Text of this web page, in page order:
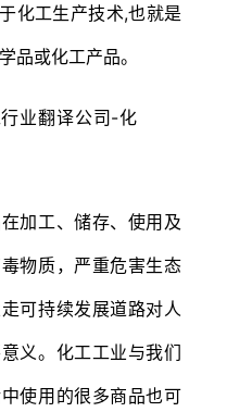
化工生产技术,也就是
品或化工产品。
加工、储存、使用及
物质，严重危害生态
可持续发展道路对人
义。化工工业与我们
使用的很多商品也可